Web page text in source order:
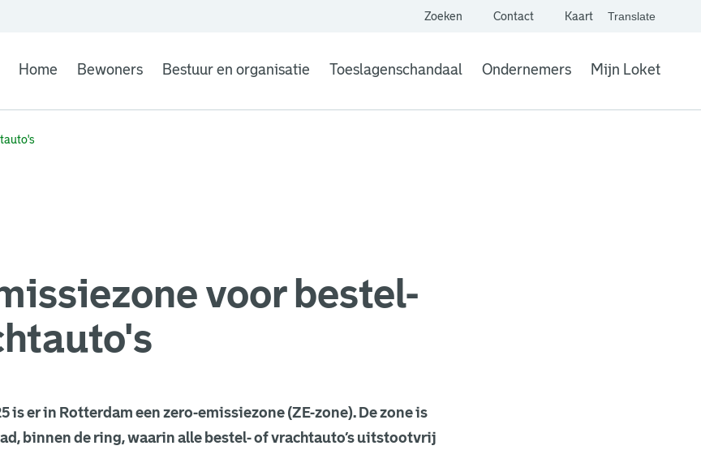
Zoeken Contact Kaart
. Link opent een
Translate
website,
Vertaal
Home Bewoners Bestuur en organisatie Toeslagenschandaal Ondernemers Mijn Loket
. Link opent een
voor bestel-
is er in Rotterdam een zero-emissiezone (ZE-zone). De zone is
binnen de ring, waarin alle bestel- of vrachtauto’s uitstootvrij